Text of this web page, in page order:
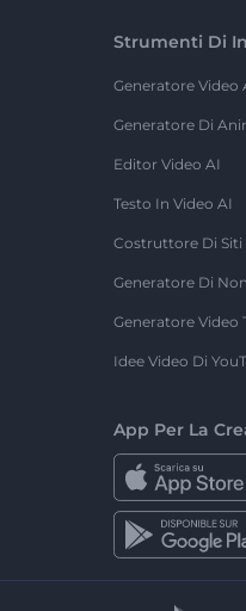
Strumenti Di
Generatore Video
Generatore Di
Editor Video AI
Testo In Video AI
Costruttore Di Siti
Generatore Di
Generatore Video
Idee Video Di
App Per La